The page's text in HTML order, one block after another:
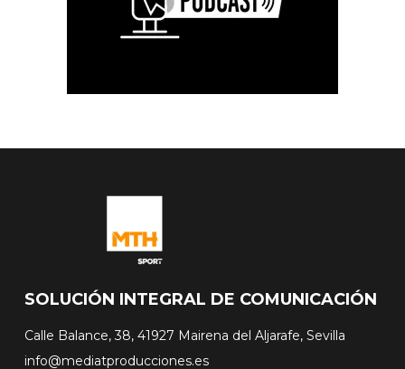
SOLUCIÓN INTEGRAL DE COMUNICACIÓN
Calle Balance, 38, 41927 Mairena del Aljarafe, Sevilla
info@mediatproducciones.es